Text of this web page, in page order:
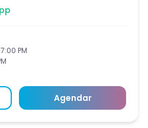
PM
Agendar